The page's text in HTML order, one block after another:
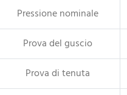
Pressione nominale
Prova del guscio
Prova di tenuta